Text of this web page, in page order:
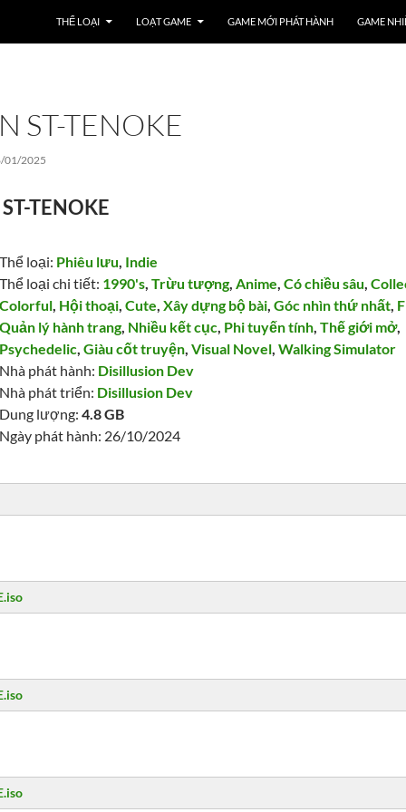
THỂ LOẠI LOẠT GAME GAME MỚI PHÁT HÀNH GAME
ST-TENOKE
01/2025
TENOKE
Thể loại: Phiêu lưu, Indie
Thể loại chi tiết: 1990's,Trừu tượng,Anime,Có chiều sâu,
Colorful, Hội thoại,Cute,Xây dựng bộ bài,Góc nhìn thứ nhất,
Quản lý hành trang, Nhiều kết cục, Phi tuyến tính,Thế giới mở,
Psychedelic,Giàu cốt truyện,Visual Novel,Walking Simulator
Nhà phát hành: Disillusion Dev
Nhà phát triển: Disillusion Dev
Dung lượng:4.8 GB
Ngày phát hành: 26/10/2024